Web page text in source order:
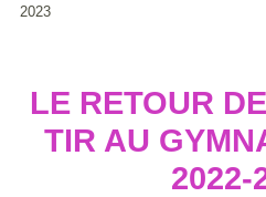
2023
LE RETOUR
TIR AU
2022-